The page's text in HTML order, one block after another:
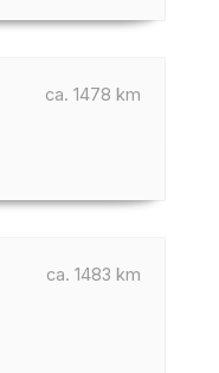
ca. 1478 km
ca. 1483 km